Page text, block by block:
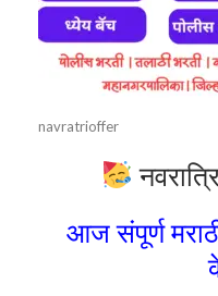
navratrioffer
आज संपूर्ण